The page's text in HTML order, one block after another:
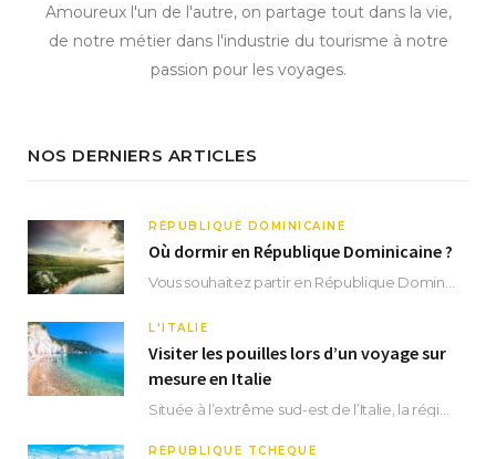
Amoureux l'un de l'autre, on partage tout dans la vie,
de notre métier dans l'industrie du tourisme à notre
passion pour les voyages.
NOS DERNIERS ARTICLES
RÉPUBLIQUE DOMINICAINE
Où dormir en République Dominicaine ?
L'ITALIE
Visiter les pouilles lors d’un voyage sur
mesure en Italie
RÉPUBLIQUE TCHÈQUE